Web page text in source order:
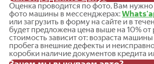
Оценка проводится по фото, Вам нужно
фото машины в мессенджерах:
или загрузить в форму на сайте и в
будет предложена цена выше на 10%
стоимость зависит от: возраста
пробега внешние дефекты и
коробки наличие документов кредита